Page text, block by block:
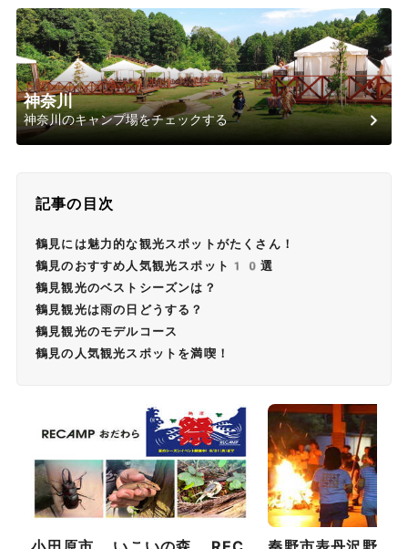
神奈川
神奈川のキャンプ場をチェックする
記事の目次
鶴見には魅力的な観光スポットがたくさん！
鶴見のおすすめ人気観光スポット10選
鶴見観光のベストシーズンは？
鶴見観光は雨の日どうする？
鶴見観光のモデルコース
鶴見の人気観光スポットを満喫！